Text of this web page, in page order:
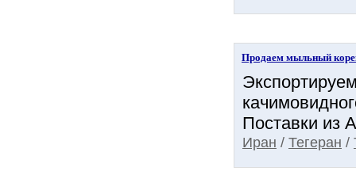
Продаем мыльный
Поставки из
Иран / Тегеран /